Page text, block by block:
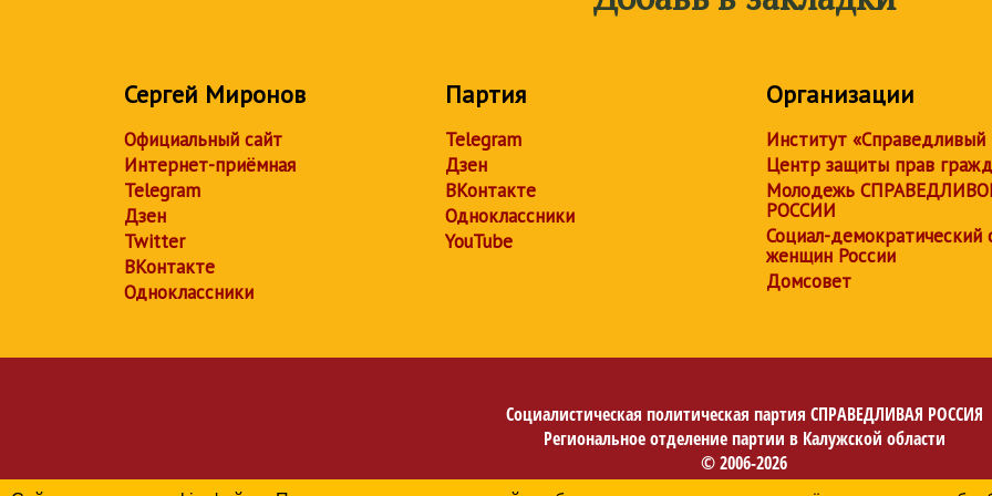
Сергей Миронов
Официальный сайт
Интернет-приёмная
Telegram
Дзен
Twitter
ВКонтакте
Одноклассники
Партия
Telegram
Дзен
ВКонтакте
Одноклассники
YouTube
Организации
Институт «Справедливый
Центр защиты прав
Молодежь
РОССИИ
Социал-демократический
женщин России
Домсовет
Социалистическая политическая партия СПРАВЕДЛИВАЯ РОССИЯ
Региональное отделение партии в Калужской области
© 2006-2026
Политика в отношении обработки персональных данных